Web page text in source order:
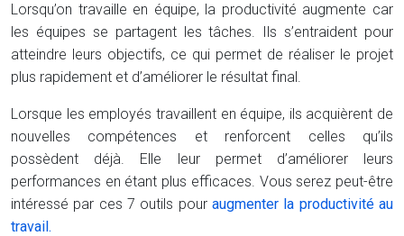
Lorsqu’on travaille en équipe, la productivité augmente car
les équipes se partagent les tâches. Ils s’entraident pour
atteindre leurs objectifs, ce qui permet de réaliser le projet
plus rapidement et d’améliorer le résultat final.
Lorsque les employés travaillent en équipe, ils acquièrent de
nouvelles compétences et renforcent celles qu’ils
possèdent déjà. Elle leur permet d’améliorer leurs
performances en étant plus efficaces. Vous serez peut-être
intéressé par ces 7 outils pour augmenter la productivité au
travail.